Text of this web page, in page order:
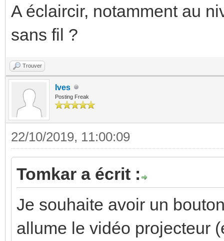
A éclaircir, notamment au
sans fil ?
Trouver
Ives
Posting Freak
22/10/2019, 11:00:09
Tomkar a écrit :
Je souhaite avoir un
allume le vidéo projecteur